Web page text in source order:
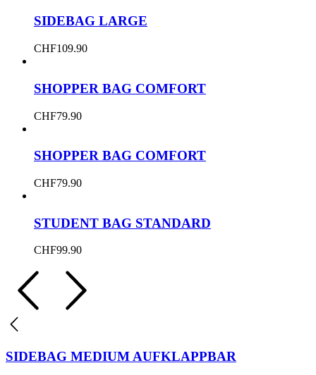
SIDEBAG LARGE
CHF109.90
SHOPPER BAG COMFORT
CHF79.90
SHOPPER BAG COMFORT
CHF79.90
STUDENT BAG STANDARD
CHF99.90
SIDEBAG MEDIUM AUFKLAPPBAR